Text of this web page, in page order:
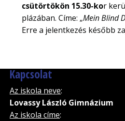
csütörtökön 15.30-kor
plázában. Címe: „Mein Blind
Erre a jelentkezés később
Kapcsolat
Az iskola neve:
Lovassy László Gimnázium
Az iskola címe: